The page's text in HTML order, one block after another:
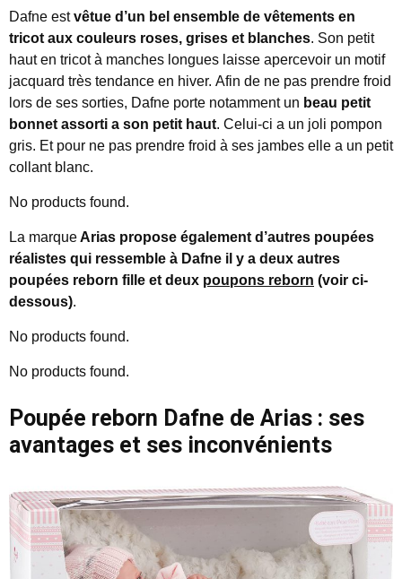
Dafne estvêtue d’un bel ensemble de vêtements en
tricot aux couleurs roses, grises et blanches. Son petit
haut en tricot à manches longues laisse apercevoir un motif
jacquard très tendance en hiver. Afin de ne pas prendre froid
lors de ses sorties, Dafne porte notamment un beau petit
bonnet assorti a son petit haut. Celui-ci a un joli pompon
gris. Et pour ne pas prendre froid à ses jambes elle a un petit
collant blanc.
No products found.
La marqueArias propose également d’autres poupées
réalistes qui ressemble à Dafne il y a deux autres
poupées reborn fille et deux poupons reborn (voir ci-
dessous).
No products found.
No products found.
Poupée reborn Dafne de Arias : ses
avantages et ses inconvénients